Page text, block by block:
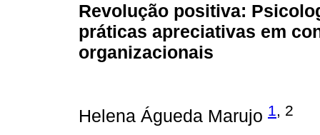
Revolução positiva:
práticas apreciativas em
organizacionais
Helena Águeda Marujo 1, 2